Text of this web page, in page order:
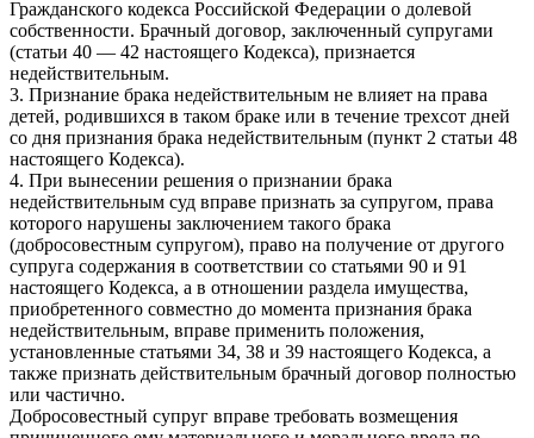
Гражданского кодекса Российской Федерации о долевой
собственности. Брачный договор, заключенный супругами
(статьи 40 — 42 настоящего Кодекса), признается
недействительным.
3. Признание брака недействительным не влияет на права
детей, родившихся в таком браке или в течение трехсот дней
со дня признания брака недействительным (пункт 2 статьи 48
настоящего Кодекса).
4. При вынесении решения о признании брака
недействительным суд вправе признать за супругом, права
которого нарушены заключением такого брака
(добросовестным супругом), право на получение от другого
супруга содержания в соответствии со статьями 90 и 91
настоящего Кодекса, а в отношении раздела имущества,
приобретенного совместно до момента признания брака
недействительным, вправе применить положения,
установленные статьями 34, 38 и 39 настоящего Кодекса, а
также признать действительным брачный договор полностью
или частично.
Добросовестный супруг вправе требовать возмещения